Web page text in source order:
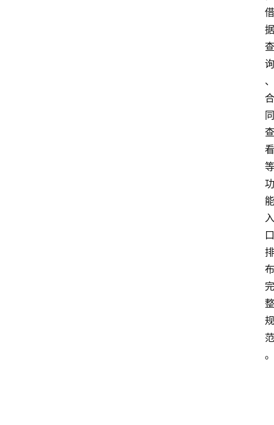
借
据
查
询
、
合
同
查
看
等
功
能
入
口
排
布
完
整
规
范
。